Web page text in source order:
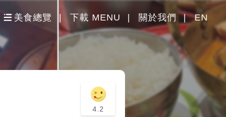
美食總覽 下載 MENU 關於我們 EN
4.2